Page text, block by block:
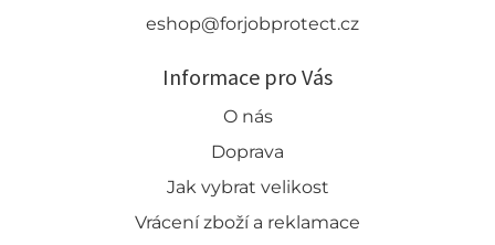
eshop@forjobprotect.cz
Informace pro Vás
O nás
Doprava
Jak vybrat velikost
Vrácení zboží a reklamace